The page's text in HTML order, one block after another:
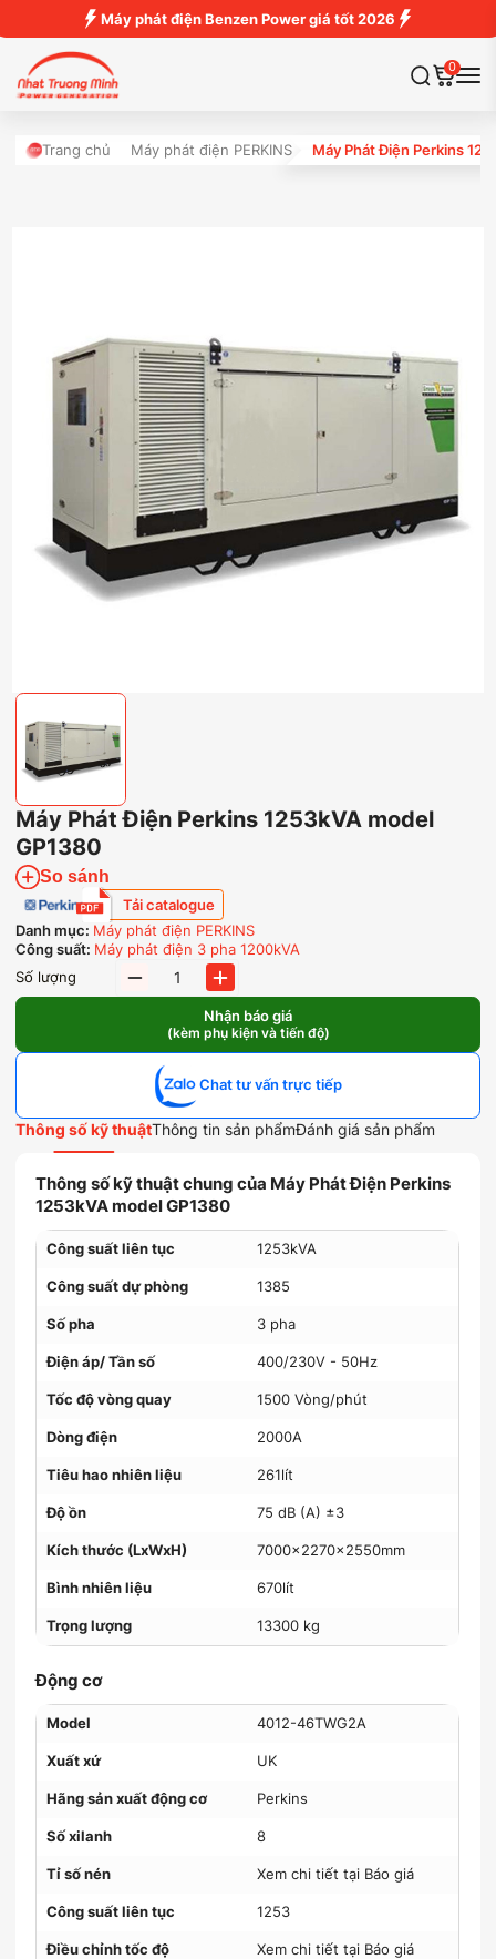
Máy phát điện Benzen Power giá tốt 2026
0
Trang chủ Máy phát điện PERKINS Máy Phát Điện Perkins
Máy Phát Điện Perkins 1253kVA model
GP1380
So sánh
Tải catalogue
Danh mục: Máy phát điện PERKINS
Công suất: Máy phát điện 3 pha 1200kVA
Số lượng
Máy
Phát
Perkins
1253kVA
model
GP1380
số
lượng
Nhận báo giá
(kèm phụ kiện và tiến độ)
Chat tư vấn trực tiếp
Thông số kỹ thuậtThông tin sản phẩmĐánh giá sản phẩm
Thông số kỹ thuật chung của Máy Phát Điện Perkins
1253kVA model GP1380
Công suất liên tục 1253kVA
Công suất dự phòng 1385
Số pha 3 pha
Điện áp/ Tần số 400/230V - 50Hz
Tốc độ vòng quay 1500 Vòng/phút
Dòng điện 2000A
Tiêu hao nhiên liệu 261lít
Độ ồn 75 dB (A) ±3
Kích thước (LxWxH) 7000x2270x2550mm
Bình nhiên liệu 670lít
Trọng lượng 13300 kg
Động cơ
Model 4012-46TWG2A
Xuất xứ UK
Hãng sản xuất động cơ Perkins
Số xilanh 8
Tỉ số nén Xem chi tiết tại Báo giá
Công suất liên tục 1253
Điều chỉnh tốc độ Xem chi tiết tại Báo giá